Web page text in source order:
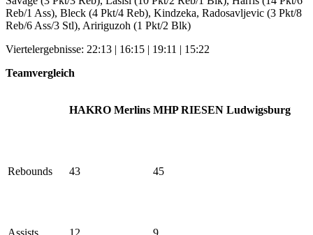
Reb/1 Ass), Bleck (4 Pkt/4 Reb), Kindzeka, Radosavljevic (3 Pkt/8
Reb/6 Ass/3 Stl), Aririguzoh (1 Pkt/2 Blk)
Viertelergebnisse: 22:13 | 16:15 | 19:11 | 15:22
Teamvergleich
HAKRO Merlins MHP RIESEN Ludwigsburg
Rebounds 43 45
Assists 12 9